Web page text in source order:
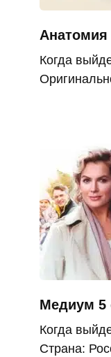
Анатомия
Когда
Медиум 5
Когда
Страна: